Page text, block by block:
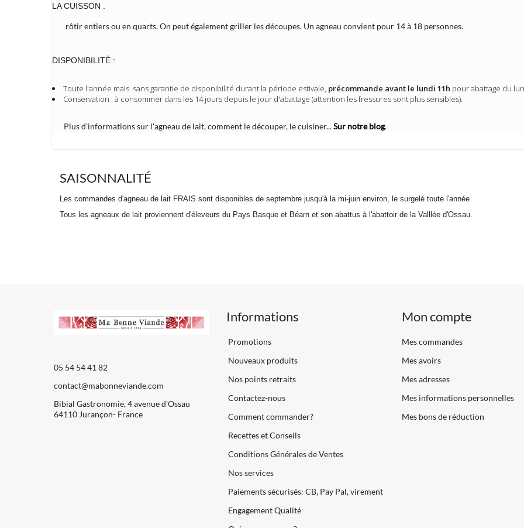
LA CUISSON :
rôtir entiers ou en quarts. On peut également griller les découpes. Un agneau convient pour 14 à 18 personnes.
DISPONIBILITÉ :
Toute l'année mais sans garantie de disponibilité durant la période estivale, précommande avant le lundi 11h pour abattage du
Conservation : à consommer dans les 14 jours depuis le jour d'abattage (attention les fressures sont plus sensibles).
Plus d'informations sur l'agneau de lait, comment le découper, le cuisiner...Sur notre blog.
SAISONNALITÉ
Les commandes d'agneau de lait FRAIS sont disponibles de septembre jusqu'à la mi-juin environ, le surgelé toute l'année
Tous les agneaux de lait proviennent d'éleveurs du Pays Basque et Béarn et son abattus à l'abattoir de la Valllée d'Ossau.
05 54 54 41 82
contact@mabonneviande.com
Bibial Gastronomie, 4 avenue d'Ossau
64110 Jurançon- France
Informations
Promotions
Nouveaux produits
Nos points retraits
Contactez-nous
Comment commander?
Recettes et Conseils
Conditions Générales de Ventes
Nos services
Paiements sécurisés: CB, Pay Pal, virement
Engagement Qualité
Mon compte
Mes commandes
Mes avoirs
Mes adresses
Mes informations personnelles
Mes bons de réduction